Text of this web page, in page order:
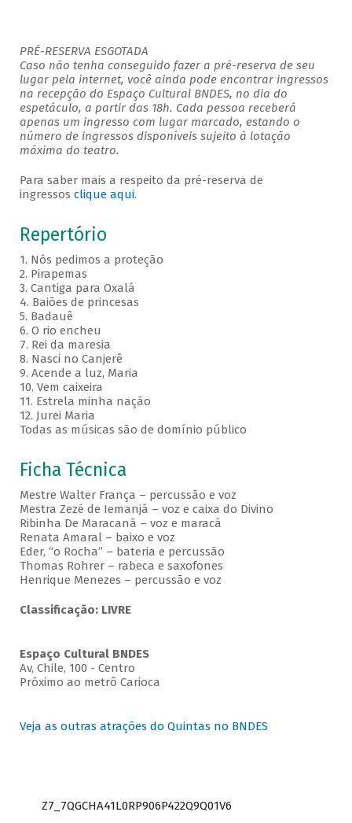
PRÉ-RESERVA ESGOTADA
Caso não tenha conseguido fazer a pré-reserva de seu
lugar pela internet, você ainda pode encontrar ingressos
na recepção do Espaço Cultural BNDES, no dia do
espetáculo, a partir das 18h. Cada pessoa receberá
apenas um ingresso com lugar marcado, estando o
número de ingressos disponíveis sujeito à lotação
máxima do teatro.
Para saber mais a respeito da pré-reserva de
ingressos clique aqui.
Repertório
1. Nós pedimos a proteção
2. Pirapemas
3. Cantiga para Oxalá
4. Baiões de princesas
5. Badauê
6. O rio encheu
7. Rei da maresia
8. Nasci no Canjerê
9. Acende a luz, Maria
10. Vem caixeira
11. Estrela minha nação
12. Jurei Maria
Todas as músicas são de domínio público
Ficha Técnica
Mestre Walter França – percussão e voz
Mestra Zezé de Iemanjá – voz e caixa do Divino
Ribinha De Maracanã – voz e maracá
Renata Amaral – baixo e voz
Eder, “o Rocha” – bateria e percussão
Thomas Rohrer – rabeca e saxofones
Henrique Menezes – percussão e voz
Classificação: LIVRE
Espaço Cultural BNDES
Av, Chile, 100 - Centro
Próximo ao metrô Carioca
Veja as outras atrações do Quintas no BNDES
Z7_7QGCHA41L0RP906P422Q9Q01V6